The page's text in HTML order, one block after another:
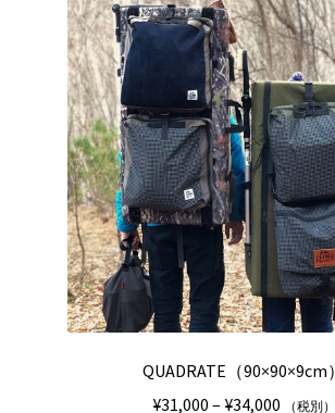
QUADRATE（90×90×9cm）
¥31,000 – ¥34,000価（税別）